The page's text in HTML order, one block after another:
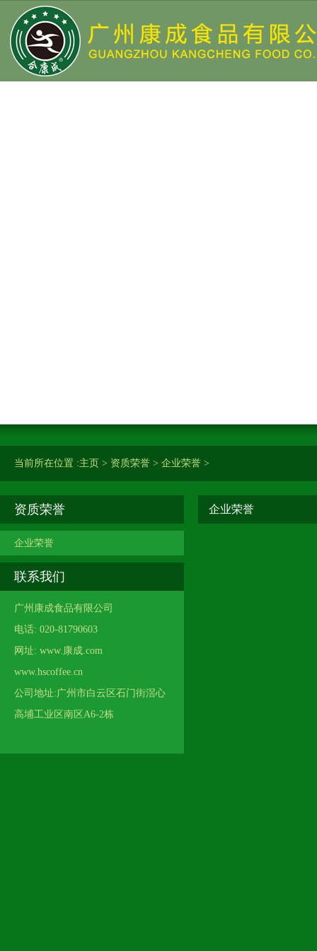
当前所在位置 :主页 > 资质荣誉 > 企业荣誉 >
资质荣誉
企业荣誉
联系我们
广州康成食品有限公司
电话: 020-81790603
网址: www.康成.com
www.hscoffee.cn
公司地址:广州市白云区石门街滘心
高埔工业区南区A6-2栋
企业荣誉